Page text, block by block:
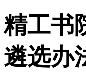
精工书
遴选办